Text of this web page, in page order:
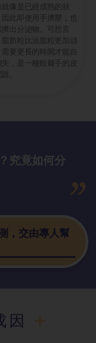
就像是已經成熟的狀
因此即使用手擠壓，也
擠出分泌物。可想言
脂肪粒比油脂粒更加頑
要更長的時間才能自
失，是一種較棘手的皮
題。
究竟如何分
，交由專人幫
因